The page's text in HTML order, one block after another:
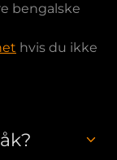
bengalske
hvis du ikke